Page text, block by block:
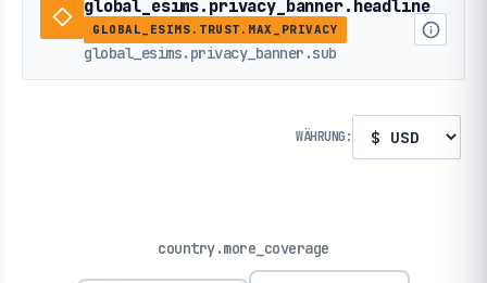
global_esims.privacy_banner.headline
GLOBAL_ESIMS.TRUST.MAX_PRIVACY
global_esims.privacy_banner.sub
WÄHRUNG:
country.more_coverage